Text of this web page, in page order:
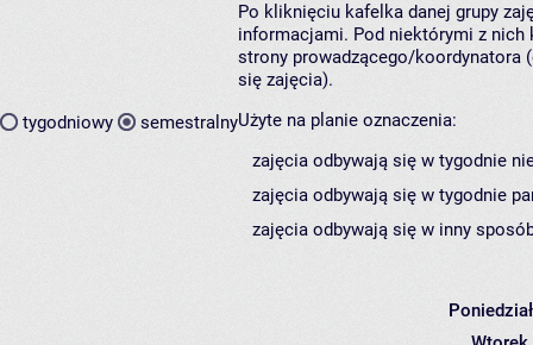
tygodniowy semestralny
Po kliknięciu kafelka danej grupy
informacjami. Pod niektórymi z nich
strony prowadzącego/koordynatora
się zajęcia).
Użyte na planie oznaczenia:
zajęcia odbywają się w tygodnie
zajęcia odbywają się w tygodnie
zajęcia odbywają się w inny